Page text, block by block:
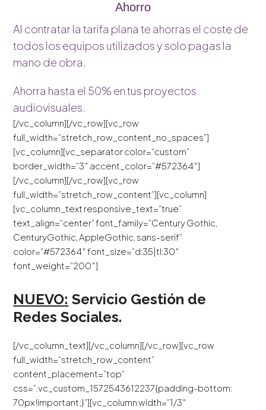
Ahorro
Al contratar la tarifa plana te ahorras el coste de
todos los equipos utilizados y solo pagas la
mano de obra.
Ahorra hasta el 50% en tus proyectos
audiovisuales.
[/vc_column][/vc_row][vc_row
full_width=”stretch_row_content_no_spaces”]
[vc_column][vc_separator color=”custom”
border_width=”3″ accent_color=”#572364″]
[/vc_column][/vc_row][vc_row
full_width=”stretch_row_content”][vc_column]
[vc_column_text responsive_text=”true”
text_align=”center” font_family=”Century Gothic,
CenturyGothic, AppleGothic, sans-serif”
color=”#572364″ font_size=”d:35|tl:30″
font_weight=”200″]
NUEVO: Servicio Gestión de
Redes Sociales.
[/vc_column_text][/vc_column][/vc_row][vc_row
full_width=”stretch_row_content”
content_placement=”top”
css=”.vc_custom_1572543612237{padding-bottom:
70px !important;}”][vc_column width=”1/3″